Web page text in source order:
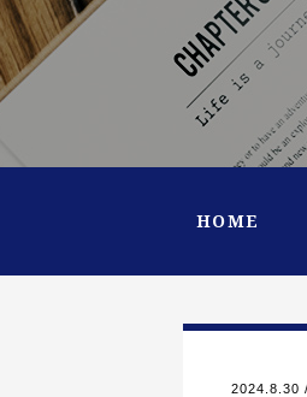
HOME
2024.8.30